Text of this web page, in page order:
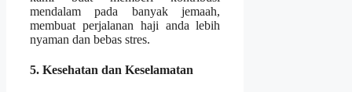
mendalam pada banyak jemaah,
membuat perjalanan haji anda lebih
nyaman dan bebas stres.
5. Kesehatan dan Keselamatan